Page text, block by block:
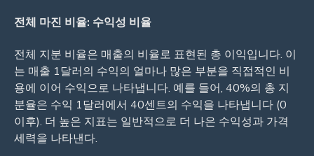
전체 마진 비율: 수익성 비율
전체 지분 비율은 매출의 비율로 표현된 총 이익입니다. 이
는 매출 1달러의 수익의 얼마나 많은 부분을 직접적인 비
용에 이어 수익으로 나타냅니다. 예를 들어, 40%의 총 지
분율은 수익 1달러에서 40센트의 수익을 나타냅니다 (0
이후). 더 높은 지표는 일반적으로 더 나은 수익성과 가격
세력을 나타낸다.